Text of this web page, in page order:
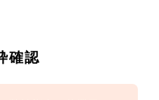
確認